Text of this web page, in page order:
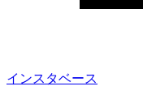
インスタベース